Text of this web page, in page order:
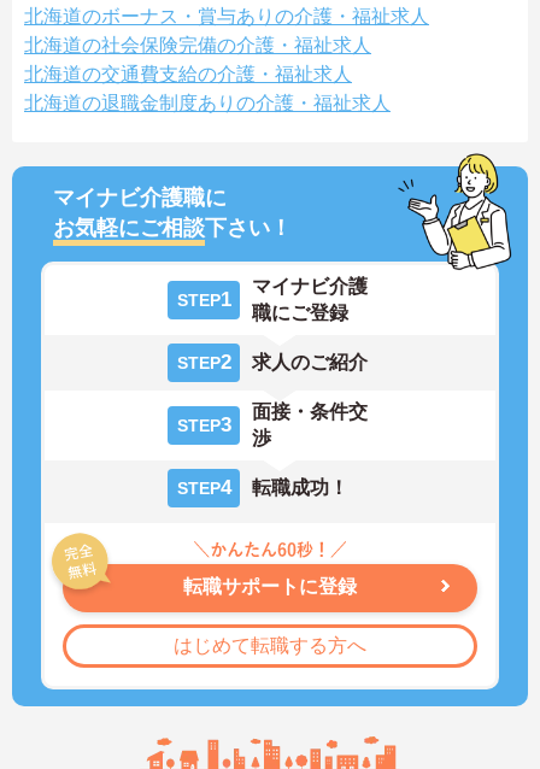
北海道のボーナス・賞与ありの介護・福祉求人
北海道の社会保険完備の介護・福祉求人
北海道の交通費支給の介護・福祉求人
北海道の退職金制度ありの介護・福祉求人
マイナビ介護職に
お気軽にご相談下さい！
STEP1
マイナビ介護
職にご登録
STEP2 求人のご紹介
STEP3
面接・条件交
渉
STEP4 転職成功！
転職サポートに登録
はじめて転職する方へ